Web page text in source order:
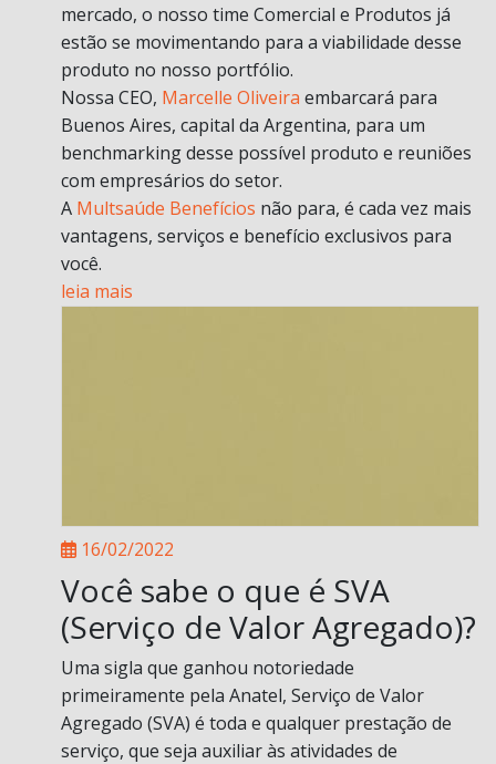
mercado, o nosso time Comercial e Produtos já
estão se movimentando para a viabilidade desse
produto no nosso portfólio.
Nossa CEO, Marcelle Oliveira embarcará para
Buenos Aires, capital da Argentina, para um
benchmarking desse possível produto e reuniões
com empresários do setor.
A Multsaúde Benefícios não para, é cada vez mais
vantagens, serviços e benefício exclusivos para
você.
leia mais
16/02/2022
Você sabe o que é SVA
(Serviço de Valor Agregado)?
Uma sigla que ganhou notoriedade
primeiramente pela Anatel, Serviço de Valor
Agregado (SVA) é toda e qualquer prestação de
serviço, que seja auxiliar às atividades de